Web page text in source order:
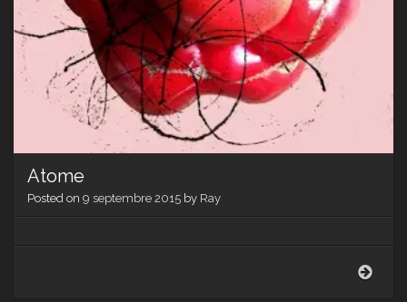
Atome
Posted on 9 septembre 2015 by Ray